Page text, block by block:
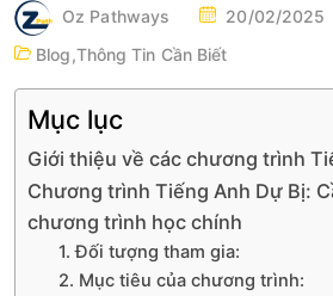
Oz Pathways
P
O
D
O
N
20/02/2025
Blog,Thông Tin Cần Biết
Mục lục
Giới thiệu về các chương trình
Chương trình Tiếng Anh Dự Bị:
chương trình học chính
1. Đối tượng tham gia:
2. Mục tiêu của chương trình: